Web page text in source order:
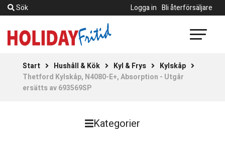
Sök Logga in Bli återförsäljare
Start Hushåll & Kök Kyl & Frys
Kylskåp
Thetford Kylskåp, N4080-E+, Absorption - Utgår
ersätts av 693569SP
Kategorier